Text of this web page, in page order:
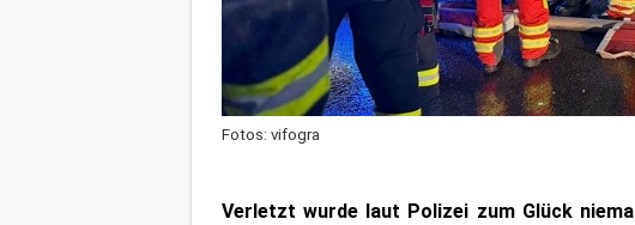
Fotos: vifogra
Verletzt wurde laut Polizei zum Glück